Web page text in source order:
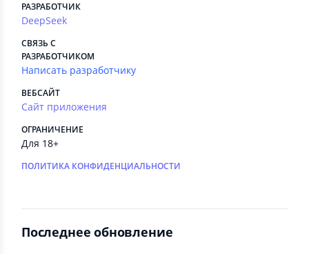
РАЗРАБОТЧИК
DeepSeek
СВЯЗЬ С
РАЗРАБОТЧИКОМ
Написать разработчику
ВЕБСАЙТ
Сайт приложения
ОГРАНИЧЕНИЕ
Для 18+
ПОЛИТИКА КОНФИДЕНЦИАЛЬНОСТИ
Последнее обновление